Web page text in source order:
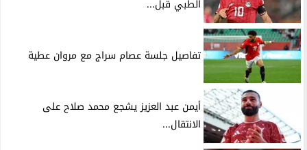
الطبي قبل...
تفاصيل جلسة عصام سراج مع مروان عطية
أيمن عبد العزيز يشجع محمد صلاح على
الانتقال...